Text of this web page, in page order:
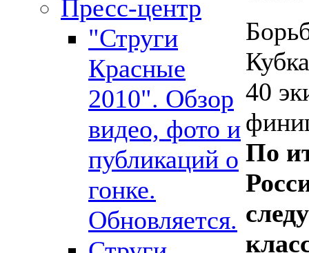
Пресс-центр
"Струги
Красные
2010". Обзор
видео, фото и
публикаций о
гонке.
Обновляется.
40
По